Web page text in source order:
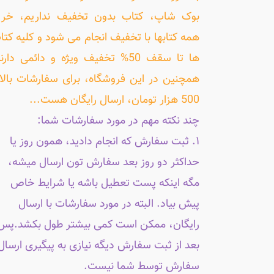
بوک شاپ، کتاب بدون تخفیف نداریم،
همه کتابها با تخفیف انجام می شود و کلیه
ها تا سقف 50% تخفیف ویژه و دائمی
همچنین در این فروشگاه، برای سفارشات
500 هزار تومان، ارسال رایگان هست...
چند نکته مهم در مورد سفارشات شما:
۱. ثبت سفارش که انجام دادید، همون روز یا
حداکثر دو روز بعد سفارش تون ارسال میشه،
مگه اینکه پست تعطیل باشه یا شرایط خاص
پیش بیاد. البته در مورد سفارشات با ارسال
رایگان، ممکن است کمی بیشتر طول
بعد از ثبت سفارش دیگه نیازی به پیگیری
سفارش توسط شما نیست.